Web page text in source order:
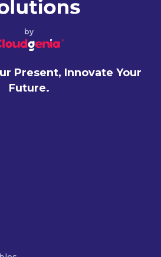
by
Present, Innovate Your
Future.